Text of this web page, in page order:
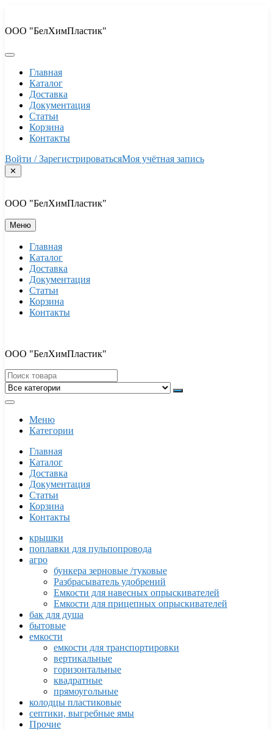
содержимому
ООО "БелХимПластик"
Главная
Каталог
Доставка
Документация
Статьи
Корзина
Контакты
Войти / ЗарегистрироватьсяМоя учётная запись
✕
ООО "БелХимПластик"
Меню
Главная
Каталог
Доставка
Документация
Статьи
Корзина
Контакты
ООО "БелХимПластик"
Меню
Категории
Главная
Каталог
Доставка
Документация
Статьи
Корзина
Контакты
крышки
поплавки для пульпопровода
агро
бункера зерновые /туковые
Разбрасыватель удобрений
Емкости для навесных опрыскивателей
Емкости для прицепных опрыскивателей
бак для душа
бытовые
емкости
емкости для транспортировки
вертикальные
горизонтальные
квадратные
прямоугольные
колодцы пластиковые
септики, выгребные ямы
Прочие